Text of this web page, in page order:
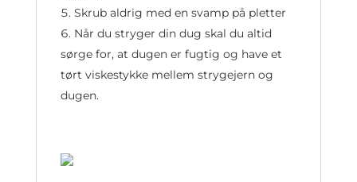
Skrub aldrig med en svamp på pletter
Når du stryger din dug skal du altid
sørge for, at dugen er fugtig og have et
tørt viskestykke mellem strygejern og
dugen.